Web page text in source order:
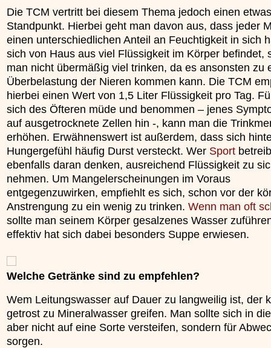
Die TCM vertritt bei diesem Thema jedoch einen
Standpunkt. Hierbei geht man davon aus, dass jeder
einen unterschiedlichen Anteil an Feuchtigkeit in sich
sich von Haus aus viel Flüssigkeit im Körper befindet,
man nicht übermäßig viel trinken, da es ansonsten zu
Überbelastung der Nieren kommen kann. Die TCM
hierbei einen Wert von 1,5 Liter Flüssigkeit pro Tag.
sich des Öfteren müde und benommen – jenes
auf ausgetrocknete Zellen hin -, kann man die
erhöhen. Erwähnenswert ist außerdem, dass sich
Hungergefühl häufig Durst versteckt. Wer Sport
ebenfalls daran denken, ausreichend Flüssigkeit zu
nehmen. Um Mangelerscheinungen im Voraus
entgegenzuwirken, empfiehlt es sich, schon vor der
Anstrengung zu ein wenig zu trinken. Wenn man oft
sollte man seinem Körper gesalzenes Wasser
effektiv hat sich dabei besonders Suppe erwiesen.
Welche Getränke sind zu empfehlen?
Wem Leitungswasser auf Dauer zu langweilig ist, der
getrost zu Mineralwasser greifen. Man sollte sich in
aber nicht auf eine Sorte versteifen, sondern für
sorgen.